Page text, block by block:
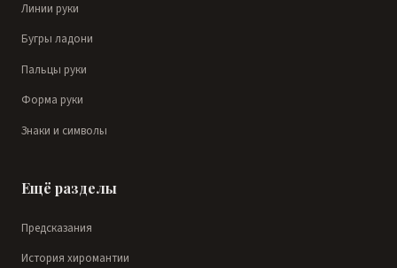
Линии руки
Бугры ладони
Пальцы руки
Форма руки
Знаки и символы
Ещё разделы
Предсказания
История хиромантии